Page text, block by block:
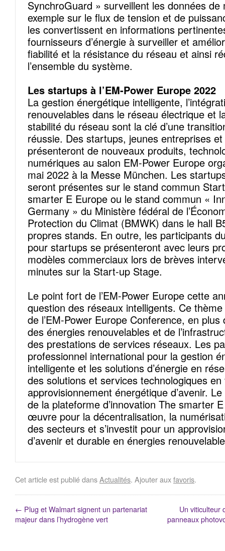
SynchroGuard » surveillent les données de
exemple sur le flux de tension et de
les convertissent en informations
fournisseurs d’énergie à surveiller et
fiabilité et la résistance du réseau et ainsi
l’ensemble du système.
Les startups à l’EM-Power Europe 2022
La gestion énergétique intelligente,
renouvelables dans le réseau électrique et
stabilité du réseau sont la clé d’une
réussie. Des startups, jeunes entreprises
présenteront de nouveaux produits,
numériques au salon EM-Power Europe
mai 2022 à la Messe München. Les
seront présentes sur le stand commun
smarter E Europe ou le stand commun «
Germany » du Ministère fédéral de
Protection du Climat (BMWK) dans le hall
propres stands. En outre, les participants
pour startups se présenteront avec leurs
modèles commerciaux lors de brèves
minutes sur la Start-up Stage.
Le point fort de l’EM-Power Europe cette
question des réseaux intelligents. Ce
de l’EM-Power Europe Conference, en plus
des énergies renouvelables et de
des prestations de services réseaux. Les
professionnel international pour la gestion
intelligente et les solutions d’énergie en
des solutions et services technologiques en
approvisionnement énergétique d’avenir.
de la plateforme d’innovation The smarter
œuvre pour la décentralisation, la
des secteurs et s’investit pour un
d’avenir et durable en énergies
Cet article est publié dansActualités. Ajouter auxfavoris.
← Plug et Walmart signent un partenariat
majeur dans l’hydrogène vert
Un viticulteur
panneaux